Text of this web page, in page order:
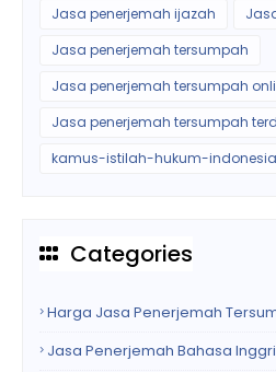
Jasa penerjemah ijazah
Jasa penerjemah tersumpah
Jasa penerjemah tersumpah
Jasa penerjemah tersumpah
kamus-istilah-hukum-
Categories
Harga Jasa Penerjemah
Jasa Penerjemah Bahasa